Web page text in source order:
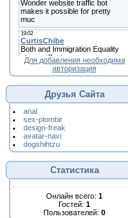
Для добавления необходима
авторизация
Друзья Сайта
anal
sex-plombir
design-freak
avatar-navi
dogshihtzu
Статистика
Онлайн всего: 1
Гостей: 1
Пользователей: 0